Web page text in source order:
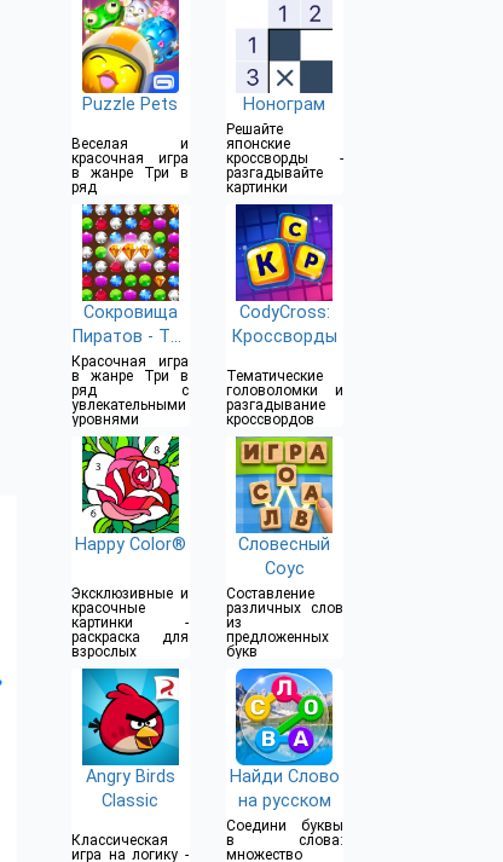
Puzzle Pets
Веселая и
красочная игра
в жанре Три в
ряд
Нонограм
Решайте
японские
кроссворды -
разгадывайте
картинки
Сокровища
Пиратов - Три
в Ряд
Красочная игра
в жанре Три в
ряд с
увлекательными
уровнями
CodyCross:
Кроссворды
Тематические
головоломки и
разгадывание
кроссвордов
Happy Color®
Эксклюзивные и
красочные
картинки -
раскраска для
взрослых
Словесный
Соус
Составление
различных слов
из
предложенных
букв
Angry Birds
Classic
Классическая
игра на логику -
Найди Слово
на русском
Соедини буквы
в слова:
множество